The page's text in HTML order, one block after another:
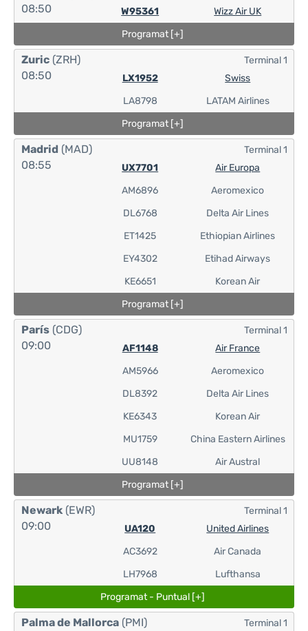
08:50
W95361
Wizz Air UK
Programat [+]
Zuric (ZRH)
08:50
LX1952
LA8798
Swiss
LATAM Airlines
Terminal 1
Programat [+]
Madrid (MAD)
08:55
UX7701
AM6896
DL6768
ET1425
EY4302
KE6651
Air Europa
Aeromexico
Delta Air Lines
Ethiopian Airlines
Etihad Airways
Korean Air
Terminal 1
Programat [+]
París (CDG)
09:00
AF1148
AM5966
DL8392
KE6343
MU1759
UU8148
Air France
Aeromexico
Delta Air Lines
Korean Air
China Eastern Airlines
Air Austral
Terminal 1
Programat [+]
Newark (EWR)
09:00
UA120
AC3692
LH7968
United Airlines
Air Canada
Lufthansa
Terminal 1
Programat - Puntual [+]
Palma de Mallorca (PMI)
Terminal 1